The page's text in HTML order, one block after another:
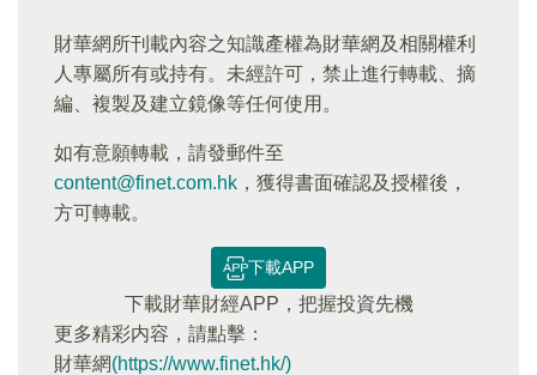
財華網所刊載內容之知識產權為財華網及相關權利
人專屬所有或持有。未經許可，禁止進行轉載、摘
編、複製及建立鏡像等任何使用。
如有意願轉載，請發郵件至
content@finet.com.hk ，獲得書面確認及授權後，
方可轉載。
下載APP
下載財華財經APP，把握投資先機
更多精彩内容，請點擊：
財華網(https://www.finet.hk/)